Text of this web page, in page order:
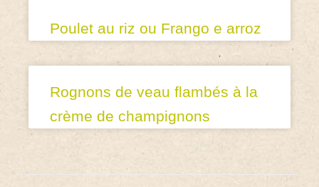
Poulet au riz ou Frango e arroz
Rognons de veau flambés à la
crème de champignons